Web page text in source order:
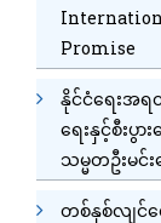
Promise
နိုင်ငံရေးအ
ရေးနှင့်စီးပွ
သမ္မတဦးမင်း
တစ်နှစ်လျင်ရ